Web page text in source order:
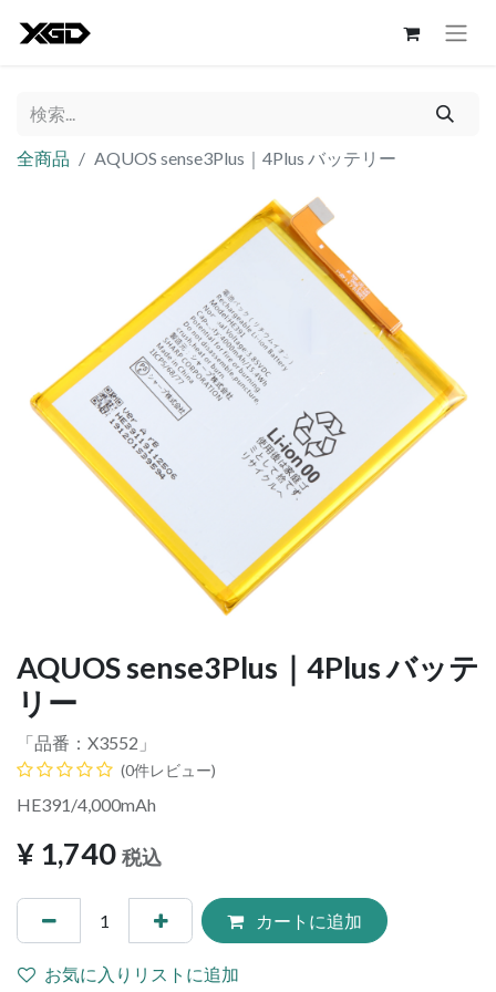
全商品 AQUOS sense3Plus｜4Plus バッテリー
AQUOS sense3Plus｜4Plus バッテ
リー
「品番： X3552 」
(0件レビュー)
HE391/4,000mAh
¥ 1,740 税込
カートに追加
お気に入りリストに追加